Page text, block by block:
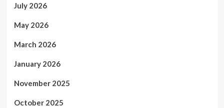
July 2026
May 2026
March 2026
January 2026
November 2025
October 2025